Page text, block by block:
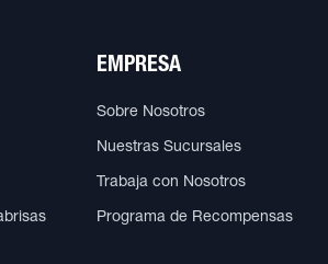
EMPRESA
Sobre Nosotros
Nuestras Sucursales
Trabaja con Nosotros
Programa de Recompensas